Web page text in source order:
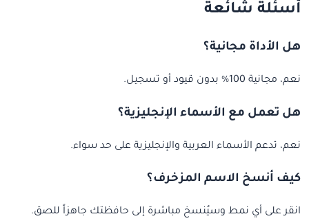
أسئلة شائعة
هل الأداة مجانية؟
نعم، مجانية 100% بدون قيود أو تسجيل.
هل تعمل مع الأسماء الإنجليزية؟
نعم، تدعم الأسماء العربية والإنجليزية على حد سواء.
كيف أنسخ الاسم المزخرف؟
انقر على أي نمط وسيُنسخ مباشرة إلى حافظتك جاهزاً للصق.